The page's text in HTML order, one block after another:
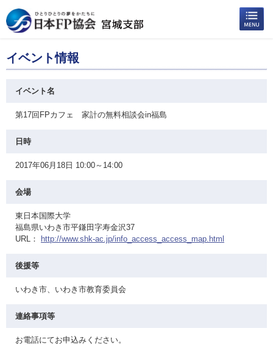
イベント情報
イベント名
第17回FPカフェ 家計の無料相談会in福島
日時
2017年06月18日 10:00～14:00
会場
東日本国際大学
福島県いわき市平鎌田字寿金沢37
URL：
http://www.shk-ac.jp/info_access_access_map.html
後援等
いわき市、いわき市教育委員会
連絡事項等
お電話にてお申込みください。